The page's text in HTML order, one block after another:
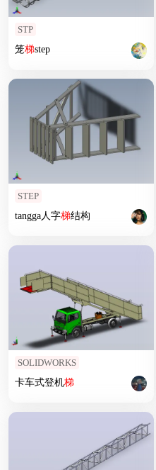
STP
笼梯step
STEP
tangga人字梯结构
SOLIDWORKS
卡车式登机梯